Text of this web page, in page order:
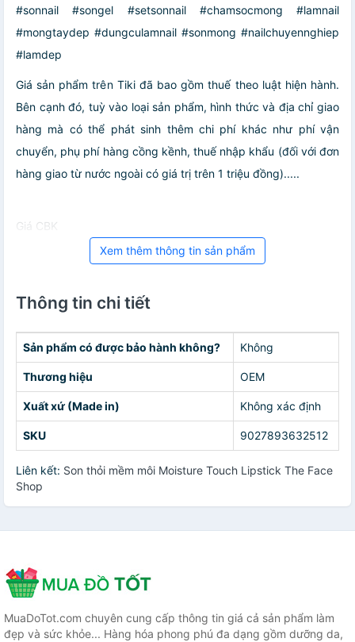
#sonnail #songel #setsonnail #chamsocmong #lamnail
#mongtaydep #dungculamnail #sonmong #nailchuyennghiep
#lamdep
Giá sản phẩm trên Tiki đã bao gồm thuế theo luật hiện hành.
Bên cạnh đó, tuỳ vào loại sản phẩm, hình thức và địa chỉ giao
hàng mà có thể phát sinh thêm chi phí khác như phí vận
chuyển, phụ phí hàng cồng kềnh, thuế nhập khẩu (đối với đơn
hàng giao từ nước ngoài có giá trị trên 1 triệu đồng).....
Giá CBK
Xem thêm thông tin sản phẩm
Thông tin chi tiết
Sản phẩm có được bảo hành không? Không
Thương hiệu OEM
Xuất xứ (Made in) Không xác định
SKU 9027893632512
Liên kết: Son thỏi mềm môi Moisture Touch Lipstick The Face
Shop
MuaDoTot.com chuyên cung cấp thông tin giá cả sản phẩm làm
đẹp và sức khỏe... Hàng hóa phong phú đa dạng gồm dưỡng da,